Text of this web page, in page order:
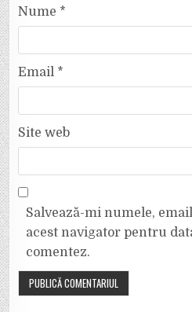
Nume *
Email *
Site web
Salvează-mi numele,
acest navigator pentru
comentez.